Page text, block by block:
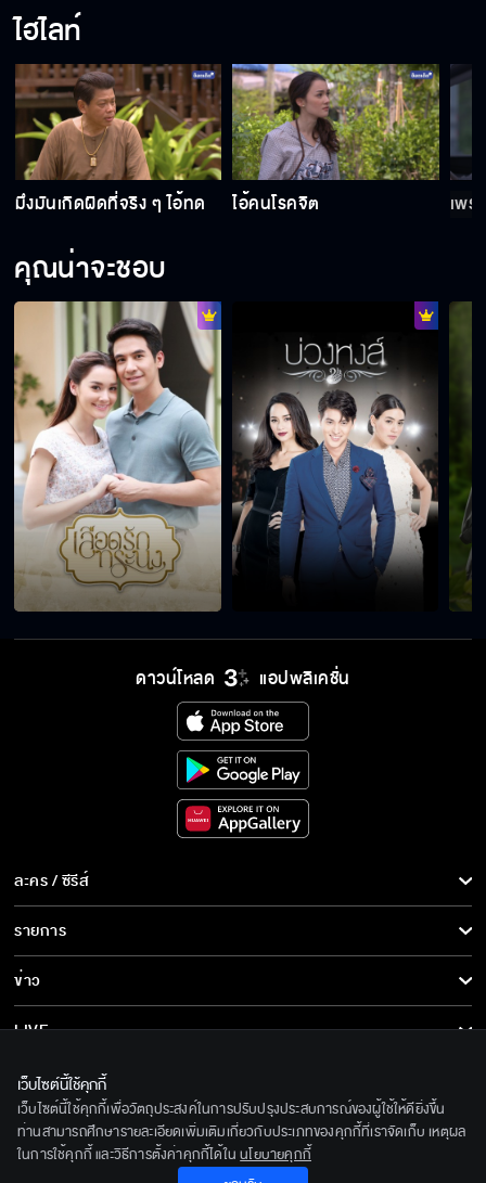
ไฮไลท์
มึงมันเกิดผิดที่จริง ๆ ไอ้ทด ไอ้คนโรคจิต เพร
คุณน่าจะชอบ
ดาวน์โหลด แอปพลิเคชั่น
ละคร / ซีรีส์
ละคร/ซีรีส์
ซีรีส์นานาชาติ
การ์ตูน & เกม
รายการ
รายการทั้งหมด
ข่าว
ข่าวทั้งหมด
ข่าวประชาสัมพันธ์
LIVE
เกี่ยวกับเรา
BEC World
รู้จักเรา
ติดตามเราได้ที่
เว็บไซต์นี้ใช้คุกกี้
เว็บไซต์นี้ใช้คุกกี้เพื่อวัตถุประสงค์ในการปรับปรุงประสบการณ์ของผู้ใช้ให้ดียิ่งขึ้น
ท่านสามารถศึกษารายละเอียดเพิ่มเติมเกี่ยวกับประเภทของคุกกี้ที่เราจัดเก็บ เหตุผล
ในการใช้คุกกี้ และวิธีการตั้งค่าคุกกี้ได้ใน นโยบายคุกกี้